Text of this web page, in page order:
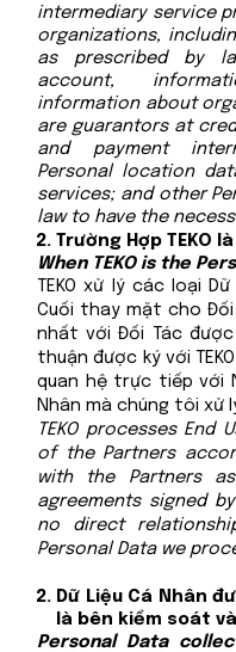
intermediary service
organizations,
as prescribed by
account,
information about
are guarantors at
and payment
Personal location
services; and other
law to have the
Trường Hợp TEKO
When TEKO is the
TEKO xử lý các loại
Cuối thay mặt cho
nhất với Đối Tác
thuận được ký với
quan hệ trực tiếp với
Nhân mà chúng tôi xử
TEKO processes End
of the Partners
with the Partners
agreements signed by
no direct
Personal Data we
Dữ Liệu Cá Nhân
là bên kiểm soát
Personal Data